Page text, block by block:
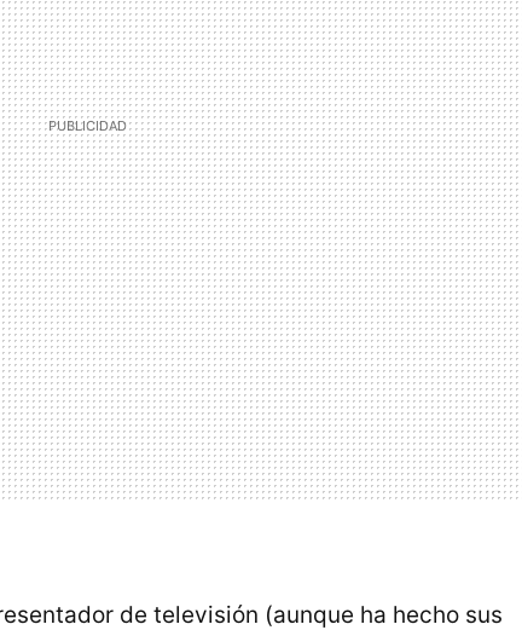
de televisión (aunque ha hecho sus